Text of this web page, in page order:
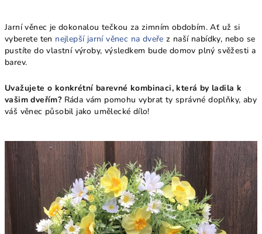
Jarní věnec je dokonalou tečkou za zimním obdobím. Ať už si
vyberete ten nejlepší jarní věnec na dveře z naší nabídky, nebo se
pustíte do vlastní výroby, výsledkem bude domov plný svěžesti a
barev.
Uvažujete o konkrétní barevné kombinaci, která by ladila k
vašim dveřím?Ráda vám pomohu vybrat ty správné doplňky, aby
váš věnec působil jako umělecké dílo!